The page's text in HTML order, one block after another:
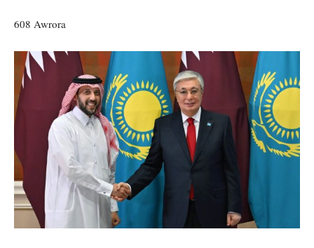
608 Awrora